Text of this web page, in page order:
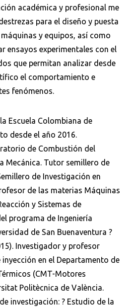
académica y profesional me
para el diseño y puesta
y equipos, así como
ensayos experimentales con el
que permitan analizar desde
el comportamiento e
fenómenos.
Escuela Colombiana de
desde el año 2016.
de Combustión del
Mecánica. Tutor semillero de
de Investigación en
de las materias Máquinas
y Sistemas de
programa de Ingeniería
de San Buenaventura ?
Investigador y profesor
inyección en el Departamento de
(CMT-Motores
Politècnica de València.
investigación: ? Estudio de la